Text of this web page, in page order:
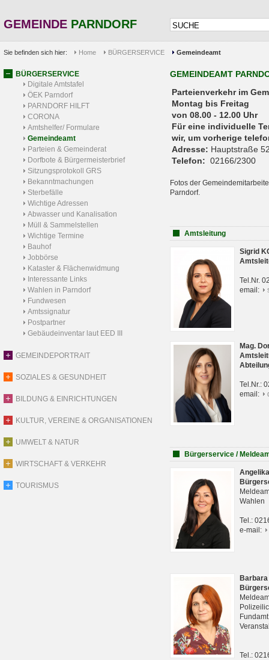
GEMEINDE PARNDORF
Sie befinden sich hier: Home BÜRGERSERVICE Gemeindeamt
BÜRGERSERVICE
Digitale Amtstafel
ÖEK Parndorf
PARNDORF HILFT
CORONA
Amtshelfer/ Formulare
Gemeindeamt
Parteien & Gemeinderat
Dorfbote & Bürgermeisterbrief
Sitzungsprotokoll GRS
Bekanntmachungen
Sterbefälle
Wichtige Adressen
Abwasser und Kanalisation
Müll & Sammelstellen
Wichtige Termine
Bauhof
Jobbörse
Kataster & Flächenwidmung
Interessante Links
Wahlen in Parndorf
Fundwesen
Amtssignatur
Postpartner
Gebäudeinventar laut EED III
GEMEINDEPORTRAIT
SOZIALES & GESUNDHEIT
BILDUNG & EINRICHTUNGEN
KULTUR, VEREINE & ORGANISATIONEN
UMWELT & NATUR
WIRTSCHAFT & VERKEHR
TOURISMUS
GEMEINDEAMT
Parteienverkehr
Montag bis Freitag
von 08.00 - 12.00 Uhr
Für eine individuelle
wir, um vorherige
Adresse: Hauptstraße
Telefon: 02166/2300
Fotos der
Parndorf.
Amtsleitung
Sigrid
Tel.Nr.
email:
Mag.
Tel.Nr.:
email:
Bürgerservice /
Wahlen
Tel.:
e-mail:
Tel.: